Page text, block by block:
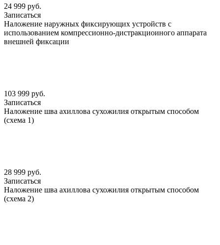
24 999 руб.
Записаться
Наложение наружных фиксирующих устройств с
использованием компрессионно-дистракциоиного аппарата
внешней фиксации
103 999 руб.
Записаться
Наложение шва ахиллова сухожилия открытым способом
(схема 1)
28 999 руб.
Записаться
Наложение шва ахиллова сухожилия открытым способом
(схема 2)